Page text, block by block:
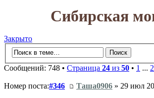
Сибирская
Закрыто
Сообщений: 748 • Страница 24 из 50 • 1 ...
Номер поста:#346 Таша0906 » 29 июл